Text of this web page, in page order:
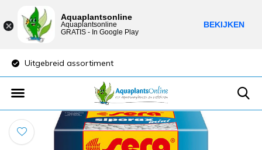
Uitgebreid assortiment
Aquaplantsonline
Aquaplantsonline
GRATIS - In Google Play
BEKIJKEN